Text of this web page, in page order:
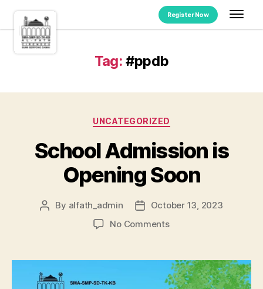
Register Now
Tag: #ppdb
UNCATEGORIZED
School Admission is
Opening Soon
By alfath_admin
October 13, 2023
No Comments